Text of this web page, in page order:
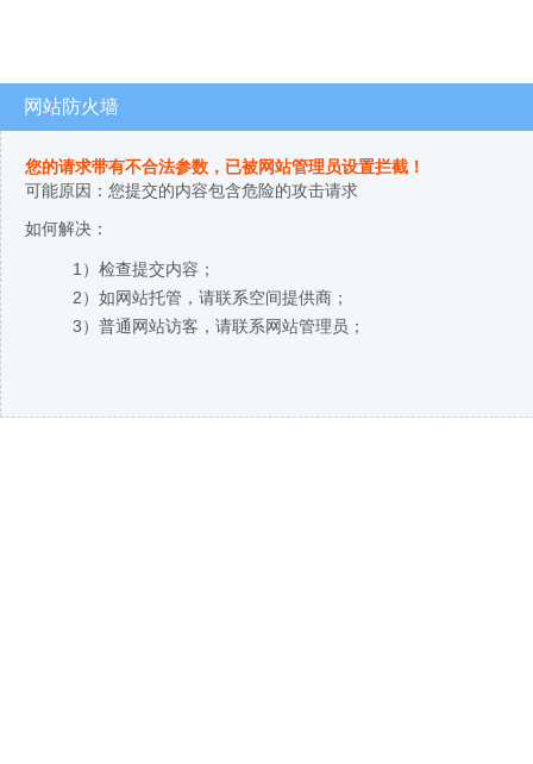
网站防火墙
您的请求带有不合法参数，已被网站管理员设置拦截！
可能原因：您提交的内容包含危险的攻击请求
如何解决：
1）检查提交内容；
2）如网站托管，请联系空间提供商；
3）普通网站访客，请联系网站管理员；